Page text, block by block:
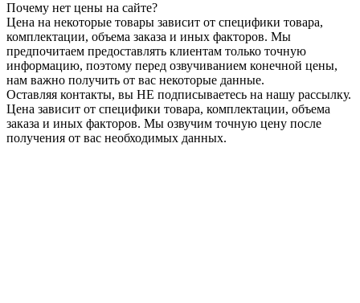
Почему нет цены на сайте?
Цена на некоторые товары зависит от специфики товара,
комплектации, объема заказа и иных факторов. Мы
предпочитаем предоставлять клиентам только точную
информацию, поэтому перед озвучиванием конечной цены,
нам важно получить от вас некоторые данные.
Оставляя контакты, вы НЕ подписываетесь на нашу рассылку.
Цена зависит от специфики товара, комплектации, объема
заказа и иных факторов. Мы озвучим точную цену после
получения от вас необходимых данных.